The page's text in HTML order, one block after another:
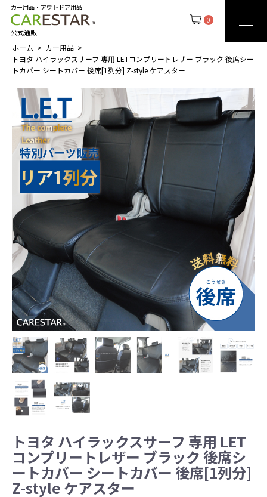
0
カー用品・アウトドア用品
公式通販
ホーム
カー用品
トヨタ ハイラックスサーフ 専用 LETコンプリートレザー ブラック 後席シー
トカバー シートカバー 後席[1列分] Z-style ケアスター
トヨタ ハイラックスサーフ 専用 LET
コンプリートレザー ブラック 後席シ
ートカバー シートカバー 後席[1列分]
Z-style ケアスター